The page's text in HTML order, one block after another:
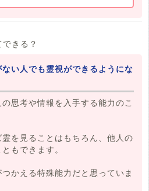
きる？
ない人でも霊視ができるようにな
思考や情報を入手する能力のこ
を見ることはもちろん、他人の
もできます。
かえる特殊能力だと思っていま